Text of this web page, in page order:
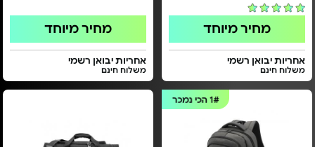
מחיר מיוחד
אחריות יבואן רשמי
משלוח חינם
מחיר מיוחד
אחריות יבואן רשמי
משלוח חינם
1#הכי נמכר